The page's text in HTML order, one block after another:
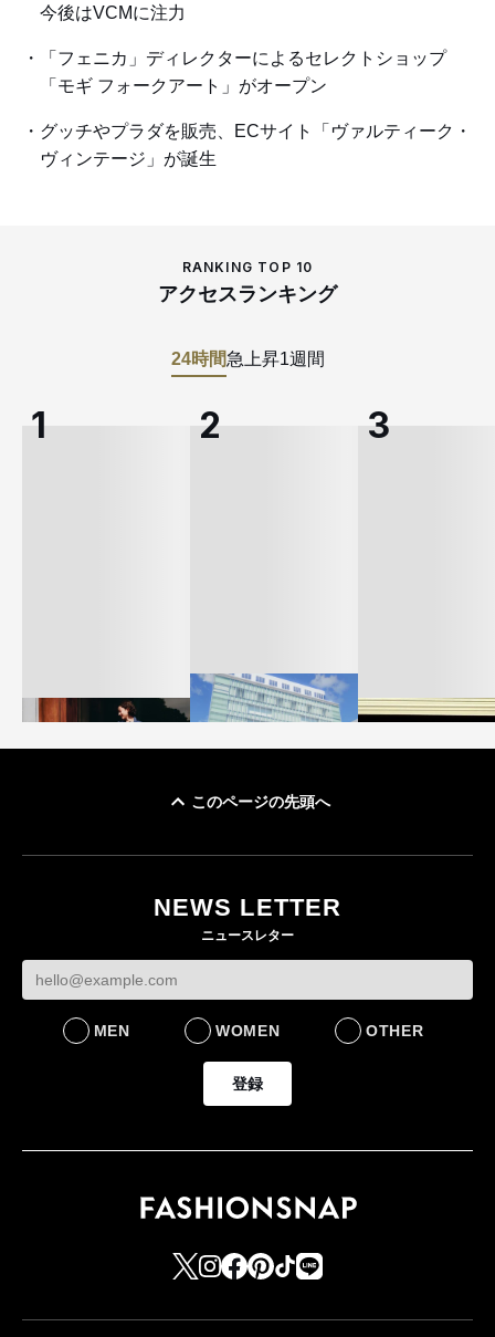
今後はVCMに注力
「フェニカ」ディレクターによるセレクトショップ
「モギ フォークアート」がオープン
グッチやプラダを販売、ECサイト「ヴァルティーク・
ヴィンテージ」が誕生
RANKING TOP 10
アクセスランキング
24時間急上昇1週間
ケットなど7型を発売
FASHION
FASHION
BUSINESS
このページの先頭へ
NEWS LETTER
ニュースレター
MEN WOMEN OTHER
登録